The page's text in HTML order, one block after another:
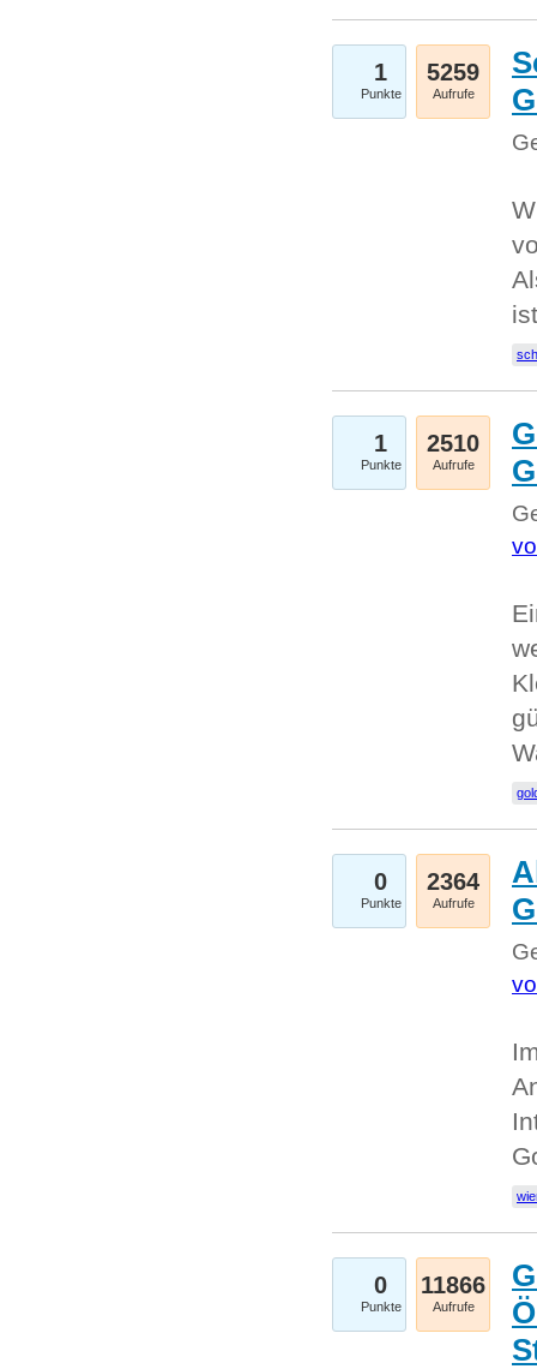
1
Punkte
5259
Aufrufe
1
Punkte
2510
Aufrufe
0
Punkte
2364
Aufrufe
0
Punkte
11866
Aufrufe